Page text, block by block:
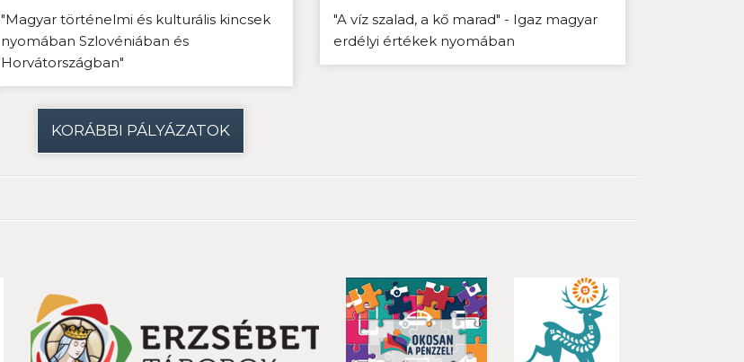
"Magyar történelmi és kulturális kincsek
nyomában Szlovéniában és
Horvátországban"
"A víz szalad, a kő marad" - Igaz magyar
erdélyi értékek nyomában
KORÁBBI PÁLYÁZATOK